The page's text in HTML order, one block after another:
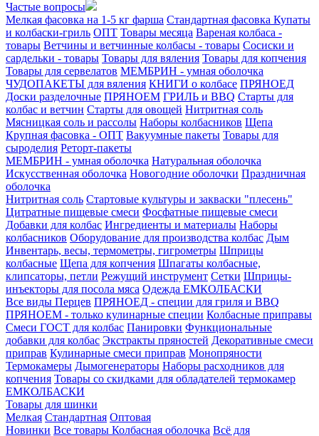
Частые вопросы
Мелкая фасовка на 1-5 кг фарша Стандартная фасовка Купаты
и колбаски-гриль ОПТ Товары месяца Вареная колбаса -
товары Ветчины и ветчинные колбасы - товары Сосиски и
сардельки - товары Товары для вяления Товары для копчения
Товары для сервелатов МЕМБРИН - умная оболочка
ЧУДОПАКЕТЫ для вяления КНИГИ о колбасе ПРЯНОЕД
Доски разделочные ПРЯНОЕМ ГРИЛЬ и BBQ Старты для
колбас и ветчин Старты для овощей Нитритная соль
Мясницкая соль и рассолы Наборы колбасников Щепа
Крупная фасовка - ОПТ Вакуумные пакеты Товары для
сыроделия Реторт-пакеты
МЕМБРИН - умная оболочка Натуральная оболочка
Искусственная оболочка Новогодние оболочки Праздничная
оболочка
Нитритная соль Стартовые культуры и закваски "плесень"
Цитратные пищевые смеси Фосфатные пищевые смеси
Добавки для колбас Ингредиенты и материалы Наборы
колбасников Оборудование для производства колбас Дым
Инвентарь, весы, термометры, гигрометры Шприцы
колбасные Щепа для копчения Шпагаты колбасные,
клипсаторы, петли Режущий инструмент Сетки Шприцы-
инъекторы для посола мяса Одежда ЕМКОЛБАСКИ
Все виды Перцев ПРЯНОЕД - специи для гриля и BBQ
ПРЯНОЕМ - только кулинарные специи Колбасные приправы
Смеси ГОСТ для колбас Панировки Функциональные
добавки для колбас Экстракты пряностей Декоративные смеси
приправ Кулинарные смеси приправ Монопряности
Термокамеры Дымогенераторы Наборы расходников для
копчения Товары со скидками для обладателей термокамер
ЕМКОЛБАСКИ
Товары для шинки
Мелкая Стандартная Оптовая
Новинки Все товары Колбасная оболочка Всё для